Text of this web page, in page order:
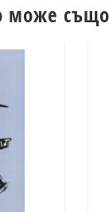
може също